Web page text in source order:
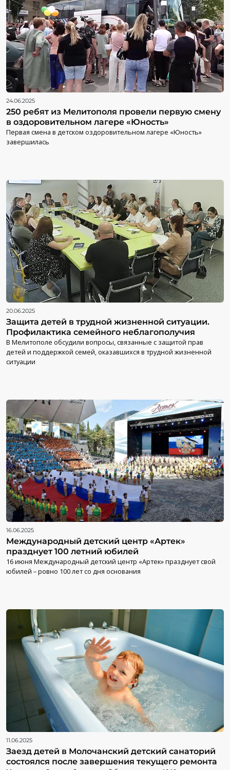
24.06.2025
250 ребят из Мелитополя провели первую смену
в оздоровительном лагере «Юность»
Первая смена в детском оздоровительном лагере «Юность»
завершилась
20.06.2025
Защита детей в трудной жизненной ситуации.
Профилактика семейного неблагополучия
В Мелитополе обсудили вопросы, связанные с защитой прав
детей и поддержкой семей, оказавшихся в трудной жизненной
ситуации
16.06.2025
Международный детский центр «Артек»
празднует 100 летний юбилей
16 июня Международный детский центр «Артек» празднует свой
юбилей – ровно 100 лет со дня основания
11.06.2025
Заезд детей в Молочанский детский санаторий
состоялся после завершения текущего ремонта